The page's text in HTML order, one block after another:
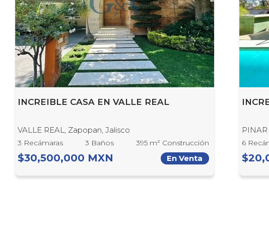
INCREIBLE CASA EN VALLE REAL
VALLE REAL, Zapopan, Jalisco
3 Recámaras 3 Baños 395 m² Construcción
$30,500,000 MXN En Venta
6